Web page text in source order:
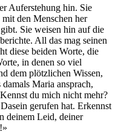
Auferstehung hin. Sie
mit den Menschen her
Sie weisen hin auf die
All das mag seinen
diese beiden Worte, die
in denen so viel
dem plötzlichen Wissen,
Maria ansprach,
du mich nicht mehr?
gerufen hat. Erkennst
deinem Leid, deiner